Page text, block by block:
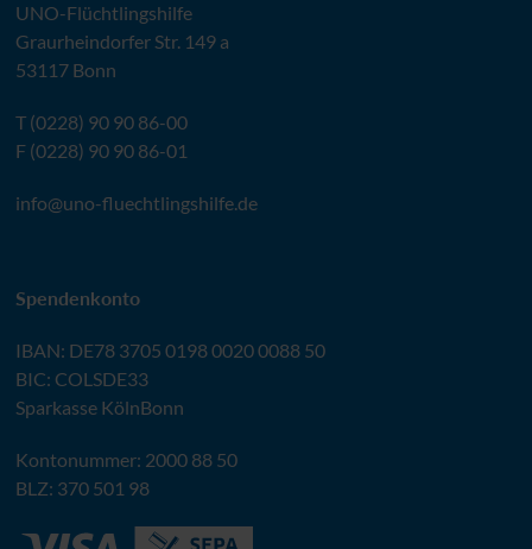
UNO-Flüchtlingshilfe
Graurheindorfer Str. 149 a
53117 Bonn
T (0228) 90 90 86-00
F (0228) 90 90 86-01
info@uno-fluechtlingshilfe.de
Spendenkonto
IBAN: DE78 3705 0198 0020 0088 50
BIC: COLSDE33
Sparkasse KölnBonn
Kontonummer: 2000 88 50
BLZ: 370 501 98